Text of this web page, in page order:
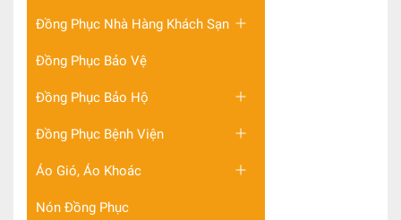
Đồng Phục Nhà Hàng Khách Sạn
Đồng Phục Bảo Vệ
Đồng Phục Bảo Hộ
Đồng Phục Bệnh Viện
Áo Gió, Áo Khoác
Nón Đồng Phục